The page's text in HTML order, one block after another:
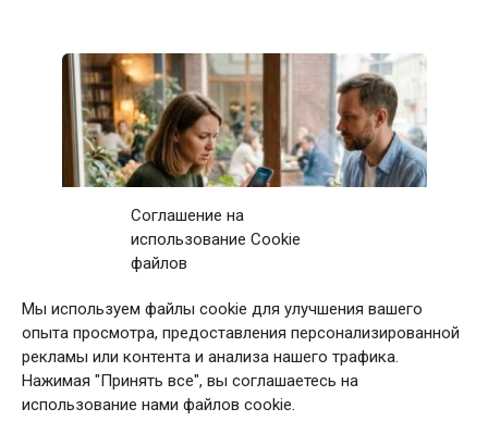
Соглашение на
использование Cookie
файлов
Мы используем файлы cookie для улучшения вашего
опыта просмотра, предоставления персонализированной
рекламы или контента и анализа нашего трафика.
Нажимая "Принять все", вы соглашаетесь на
использование нами файлов cookie.
Первое свидание с мужчиной закончилось
после 11 звонков матери: дома я приняла
непростое решение